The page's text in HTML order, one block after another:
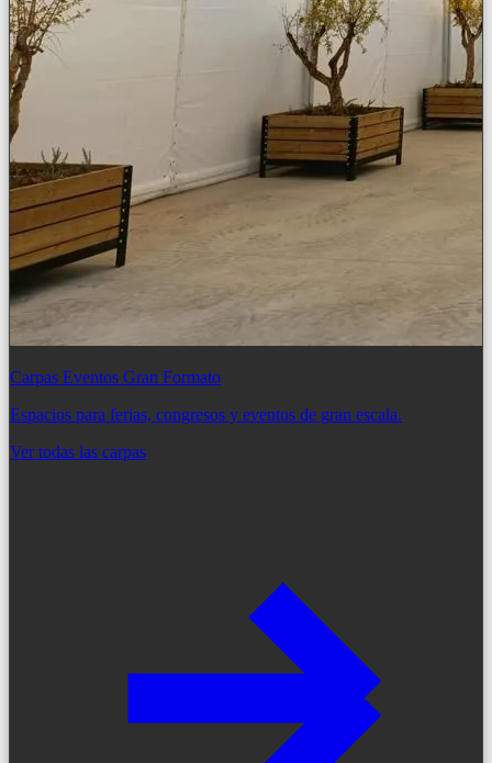
Carpas Eventos Gran Formato
Espacios para ferias, congresos y eventos de gran escala.
Ver todas las carpas